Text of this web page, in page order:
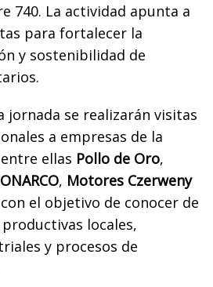
740. La actividad apunta a
para fortalecer la
y sostenibilidad de
jornada se realizarán visitas
a empresas de la
ellas Pollo de Oro,
, Motores Czerweny
el objetivo de conocer de
locales,
y procesos de